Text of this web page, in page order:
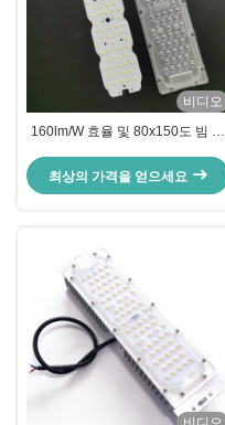
비디오
160lm/W 효율 및 80x150도 빔 각
조 키트
최상의 가격을 얻으세요